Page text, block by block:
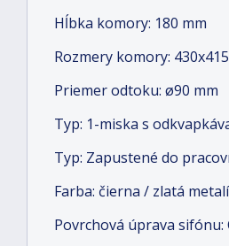
Hĺbka komory: 180 mm
Rozmery komory:
Priemer odtoku: ø90 mm
Typ: 1-miska s
Typ: Zapustené do
Farba: čierna / zlatá
Povrchová úprava sifónu: